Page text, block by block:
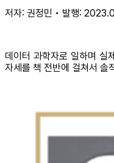
저자: 권정민 • 발행:
데이터 과학자로 일하며 실
자세를 책 전반에 걸쳐서 솔